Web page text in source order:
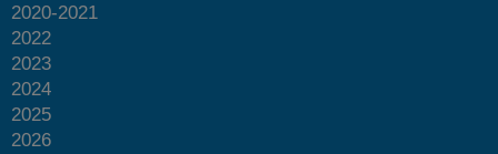
2020-2021
2022
2023
2024
2025
2026